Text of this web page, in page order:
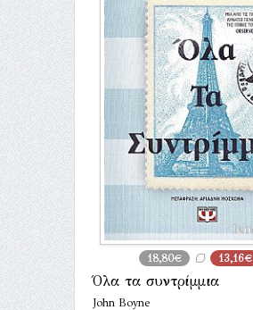
18,80€ 13,16€
Όλα τα συντρίμμια
John Boyne